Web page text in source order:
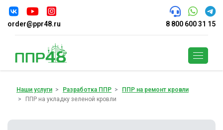
order@ppr48.ru 8 800 600 31 15
Наши услуги Разработка ППР
ППР на ремонт кровли
ППР на укладку зеленой кровли